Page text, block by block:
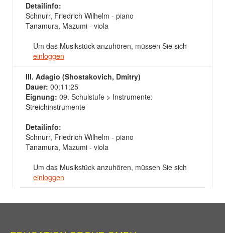
Detailinfo:
Schnurr, Friedrich Wilhelm - piano
Tanamura, Mazumi - viola
Um das Musikstück anzuhören, müssen Sie sich
einloggen
III. Adagio (Shostakovich, Dmitry)
Dauer: 00:11:25
Eignung: 09. Schulstufe > Instrumente:
Streichinstrumente
Detailinfo:
Schnurr, Friedrich Wilhelm - piano
Tanamura, Mazumi - viola
Um das Musikstück anzuhören, müssen Sie sich
einloggen